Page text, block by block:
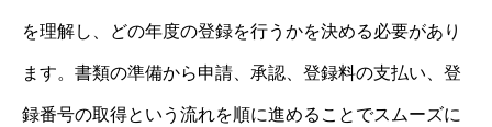
を理解し、どの年度の登録を行うかを決める必要があり
ます。書類の準備から申請、承認、登録料の支払い、登
録番号の取得という流れを順に進めることでスムーズに